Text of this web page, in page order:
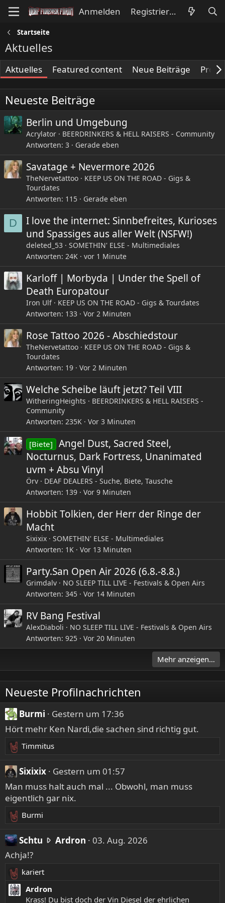
Anmelden Registrieren
Startseite
Aktuelles
Aktuelles Featured content Neue Beiträge
Neueste Beiträge
Berlin und Umgebung
Acrylator
BEERDRINKERS & HELL RAISERS - Community
Antworten 3 Gerade eben
Savatage + Nevermore 2026
TheNervetattoo
KEEP US ON THE ROAD - Gigs &
Tourdates
Antworten 115 Gerade eben
D
I love the internet: Sinnbefreites, Kurioses
und Spassiges aus aller Welt (NSFW!)
deleted_53
SOMETHIN' ELSE - Multimediales
Antworten 24K vor 1 Minute
Karloff | Morbyda | Under the Spell of
Death Europatour
Iron Ulf
KEEP US ON THE ROAD - Gigs & Tourdates
Antworten 133 Vor 2 Minuten
Rose Tattoo 2026 - Abschiedstour
TheNervetattoo
KEEP US ON THE ROAD - Gigs &
Tourdates
Antworten 19 Vor 2 Minuten
Welche Scheibe läuft jetzt? Teil VIII
WitheringHeights
BEERDRINKERS & HELL RAISERS -
Community
Antworten 235K Vor 3 Minuten
[Biete]
Angel Dust, Sacred Steel,
Nocturnus, Dark Fortress, Unanimated
uvm + Absu Vinyl
Örv
DEAF DEALERS - Suche, Biete, Tausche
Antworten 139 Vor 9 Minuten
Hobbit Tolkien, der Herr der Ringe der
Macht
Sixixix
SOMETHIN' ELSE - Multimediales
Antworten 1K Vor 13 Minuten
Party.San Open Air 2026 (6.8.-8.8.)
Grimdalv
NO SLEEP TILL LIVE - Festivals & Open Airs
Antworten 345 Vor 14 Minuten
RV Bang Festival
AlexDiaboli
NO SLEEP TILL LIVE - Festivals & Open Airs
Antworten 925 Vor 20 Minuten
Mehr anzeigen…
Neueste Profilnachrichten
Burmi
Gestern um 17:36
Hört mehr Ken Nardi,die sachen sind richtig gut.
R
a
k
t
i
o
n
e
n
:
Timmitus
Sixixix
Gestern um 01:57
Man muss halt auch mal ... Obwohl, man muss
eigentlich gar nix.
R
a
k
t
o
n
Burmi
Schtu Ardron S
s
03. Aug. 2026
Achja!?
R
e
a
kariert
Ardron
Krass! Du bist doch der Vin Diesel der ehrlichen